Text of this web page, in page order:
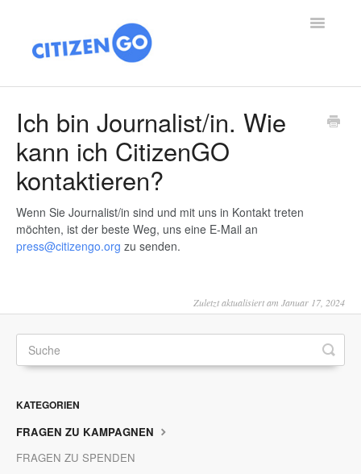
Toggle
ARTIKEL
ÜBER UNS
HIGHLIGHTS
Ich bin Journalist/in. Wie
kann ich CitizenGO
kontaktieren?
Wenn Sie Journalist/in sind und mit uns in Kontakt treten
möchten, ist der beste Weg, uns eine E-Mail an
press@citizengo.org zu senden.
Zuletzt aktualisiert am Januar 17, 2024
KATEGORIEN
FRAGEN ZU KAMPAGNEN
FRAGEN ZU SPENDEN